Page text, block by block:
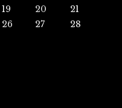
19 20
21
26 27
28